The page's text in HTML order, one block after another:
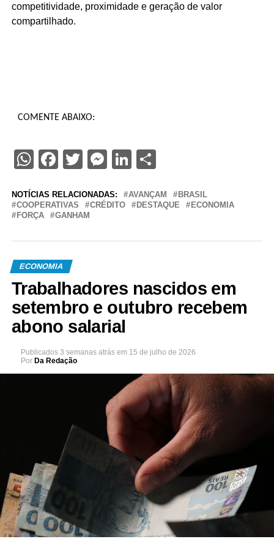
competitividade, proximidade e geração de valor
compartilhado.
COMENTE ABAIXO:
WhatsApp
Facebook
Twitter
Messenger
LinkedIn
Share
NOTÍCIAS RELACIONADAS: AVANÇAM
BRASIL
COOPERATIVAS
CRÉDITO DESTAQUE
ECONOMIA
FORÇA
GANHAM
ECONOMIA
Trabalhadores nascidos em
setembro e outubro recebem
abono salarial
Publicados 3 semanas atrás em 15 de julho de 2026
Por Da Redação